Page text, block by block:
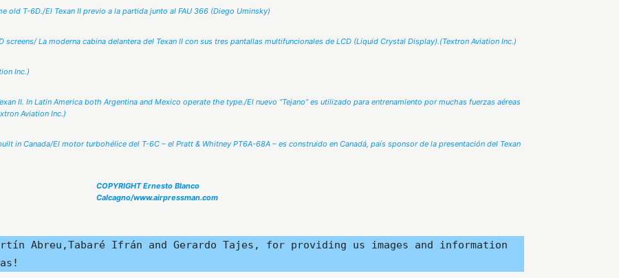
T-6D./El Texan II previo a la partida junto al FAU 366 (Diego Uminsky)
La moderna cabina delantera del Texan II con sus tres pantallas multifuncionales de LCD (Liquid Crystal Display).(Textron Aviation Inc.)
Inc.)
II. In Latin America both Argentina and Mexico operate the type./El nuevo “Tejano” es utilizado para entrenamiento por muchas fuerzas aéreas
Aviation Inc.)
in Canada/El motor turbohélice del T-6C – el Pratt & Whitney PT6A-68A – es construido en Canadá, país sponsor de la presentación del Texan
COPYRIGHT Ernesto Blanco
Calcagno/www.airpressman.com
Abreu,Tabaré Ifrán and Gerardo Tajes, for providing us images and information